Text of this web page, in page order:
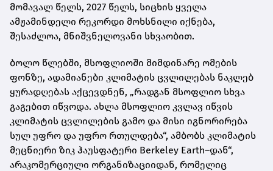
მომავალ წელს, 2027 წელს, სიცხის ყველა
ამჟამინდელი რეკორდი მოხსნილი იქნება,
შესაძლოა, მნიშვნელოვანი სხვაობით.
ბოლო წლებში, მსოფლიოში მიმდინარე ომების
ფონზე, ადამიანები კლიმატის ცვლილებას ნაკლებ
ყურადღებას აქცევდნენ, „რადგან მსოფლიო სხვა
გაგებით იწვოდა. ახლა მსოფლიო კვლავ იწვის
კლიმატის ცვლილების გამო და მისი იგნორირება
სულ უფრო და უფრო რთულდება“, ამბობს კლიმატის
მეცნიერი ზიკ ჰაუსფატერი Berkeley Earth–დან“,
არაკომერციული ორგანიზაციიდან, რომელიც